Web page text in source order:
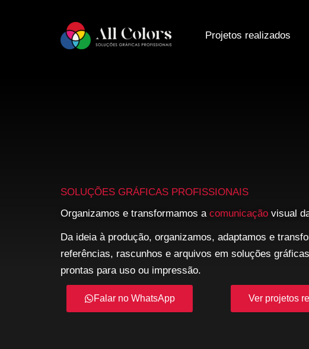
Projetos realizados
SOLUÇÕES GRÁFICAS PROFISSIONAIS
Organizamos e transformamos a comunicação visual
Da ideia à produção, organizamos, adaptamos e
referências, rascunhos e arquivos em soluções
prontas para uso ou impressão.
Falar no WhatsApp Ver projetos